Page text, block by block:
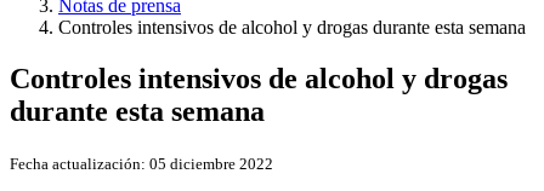
Notas de prensa
Controles intensivos de alcohol y drogas durante esta semana
Controles intensivos de alcohol y drogas
durante esta semana
Fecha actualización: 05 diciembre 2022